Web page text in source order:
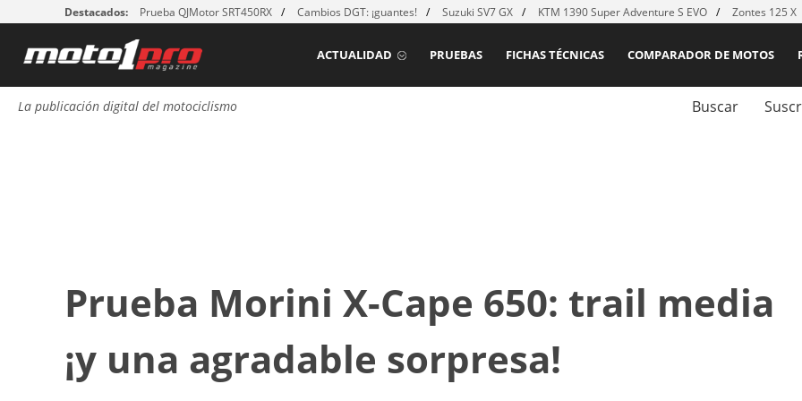
Destacados: Prueba QJMotor SRT450RX Cambios DGT: ¡guantes! Suzuki SV7 GX KTM 1390 Super Adventure S EVO Zontes 125 X
COMPARADOR DE MOTOS
FICHAS TÉCNICAS
PRUEBAS
ACTUALIDAD
La publicación digital del motociclismo Buscar
Prueba Morini X-Cape 650: trail media
¡y una agradable sorpresa!